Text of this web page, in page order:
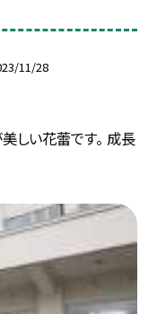
11/28
しい花蕾です。 成長